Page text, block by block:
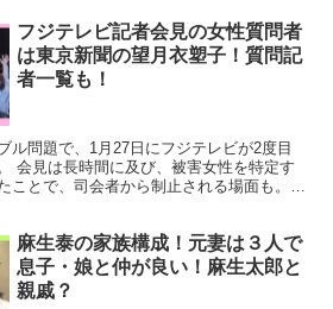
フジテレビ記者会見の女性質問者
は東京新聞の望月衣塑子！質問記
者一覧も！
ル問題で、1月27日にフジテレビが2度目
会見は長時間に及び、被害女性を特定す
ことで、司会者から制止される場面も。
麻生泰の家族構成！元妻は３人で
息子・娘と仲が良い！麻生太郎と
親戚？